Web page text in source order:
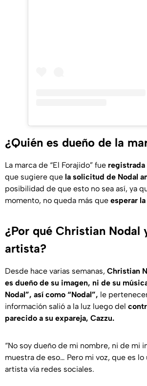
¿Quién es dueño de la
La marca de “El Forajido” fue registrada
que sugiere que la solicitud de Nodal
posibilidad de que esto no sea así, ya
momento, no queda más que esperar
¿Por qué Christian Nodal
artista?
Desde hace varias semanas, Christian
es dueño de su imagen, ni de su
Nodal”, así como “Nodal”, le
información salió a la luz luego del
parecido a su expareja, Cazzu.
“No soy dueño de mi nombre, ni de mi
muestra de eso… Pero mi voz, que es
artista vía redes sociales.